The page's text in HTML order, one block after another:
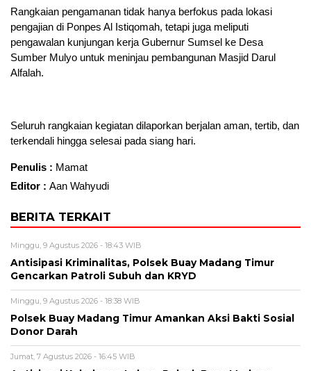
Rangkaian pengamanan tidak hanya berfokus pada lokasi
pengajian di Ponpes Al Istiqomah, tetapi juga meliputi
pengawalan kunjungan kerja Gubernur Sumsel ke Desa
Sumber Mulyo untuk meninjau pembangunan Masjid Darul
Alfalah.
Seluruh rangkaian kegiatan dilaporkan berjalan aman, tertib, dan
terkendali hingga selesai pada siang hari.
Penulis : Mamat
Editor : Aan Wahyudi
BERITA TERKAIT
Minggu, 9 Agustus 2026 - 18:43 WIB
Antisipasi Kriminalitas, Polsek Buay Madang Timur
Gencarkan Patroli Subuh dan KRYD
Minggu, 9 Agustus 2026 - 18:38 WIB
Polsek Buay Madang Timur Amankan Aksi Bakti Sosial
Donor Darah
Jumat, 7 Agustus 2026 - 16:45 WIB